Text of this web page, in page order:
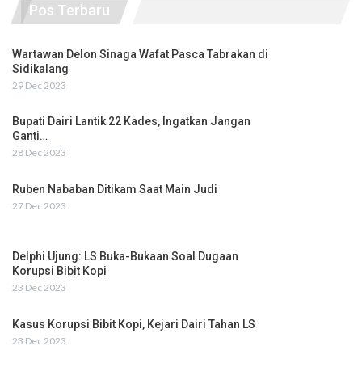
Pos Terbaru
Wartawan Delon Sinaga Wafat Pasca Tabrakan di
Sidikalang
29 Dec 2023
Bupati Dairi Lantik 22 Kades, Ingatkan Jangan
Ganti…
28 Dec 2023
Ruben Nababan Ditikam Saat Main Judi
27 Dec 2023
Delphi Ujung: LS Buka-Bukaan Soal Dugaan
Korupsi Bibit Kopi
23 Dec 2023
Kasus Korupsi Bibit Kopi, Kejari Dairi Tahan LS
23 Dec 2023